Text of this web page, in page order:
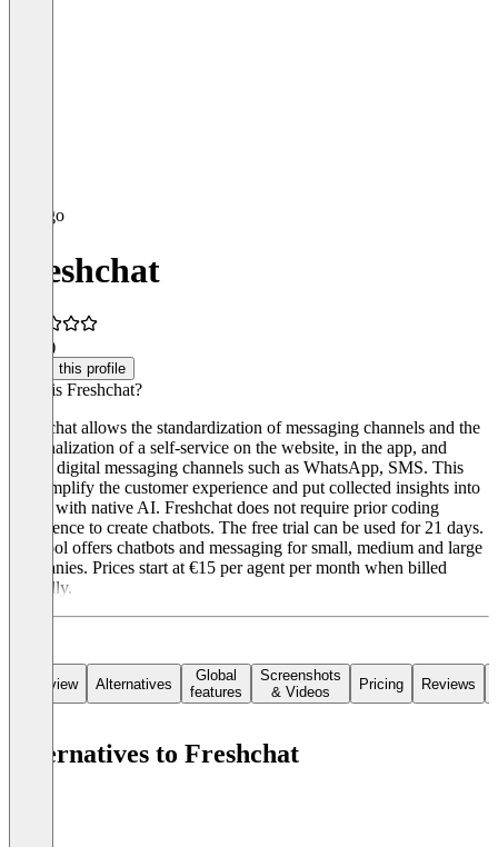
Freshchat
(4)
Claim this profile
What is Freshchat?
Freshchat allows the standardization of messaging channels and the
personalization of a self-service on the website, in the app, and
across digital messaging channels such as WhatsApp, SMS. This
can simplify the customer experience and put collected insights into
action with native AI. Freshchat does not require prior coding
experience to create chatbots. The free trial can be used for 21 days.
The tool offers chatbots and messaging for small, medium and large
companies. Prices start at €15 per agent per month when billed
annually.
Overview Alternatives
Global
features
Screenshots
& Videos
Pricing Reviews
Alternatives to Freshchat